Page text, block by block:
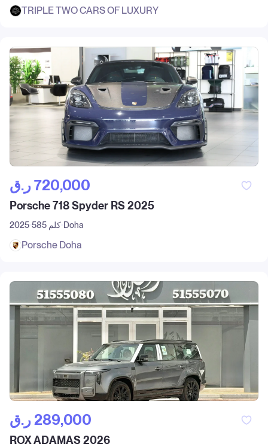
TRIPLE TWO CARS OF LUXURY
ر.ق‎ 720,000
Porsche 718 Spyder RS 2025
2025 585 كلم Doha
Porsche Doha
ر.ق‎ 289,000
ROX ADAMAS 2026